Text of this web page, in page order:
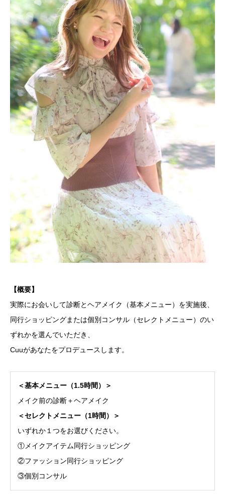
【概要】
実際にお会いして診断とヘアメイク（基本メニュー）を実施後、
同行ショッピングまたは個別コンサル（セレクトメニュー）のい
ずれかを選んでいただき、
Cuuがあなたをプロデュースします。
＜基本メニュー（1.5時間）＞
メイク前の診断＋ヘアメイク
＜セレクトメニュー（1時間）＞
いずれか１つをお選びください。
①メイクアイテム同行ショッピング
②ファッション同行ショッピング
③個別コンサル